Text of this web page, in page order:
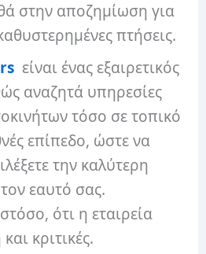
στην αποζημίωση για
πτήσεις.
είναι ένας εξαιρετικός
αναζητά υπηρεσίες
τόσο σε τοπικό
επίπεδο, ώστε να
την καλύτερη
εαυτό σας.
ότι η εταιρεία
κριτικές.